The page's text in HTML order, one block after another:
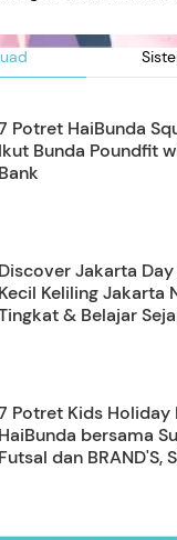
Potret HaiBunda
Ikut Bunda Poundfit
Bank
Discover Jakarta Day
Kecil Keliling Jakarta
& Belajar
Potret Kids Holiday
HaiBunda bersama
Futsal dan BRAND'S,